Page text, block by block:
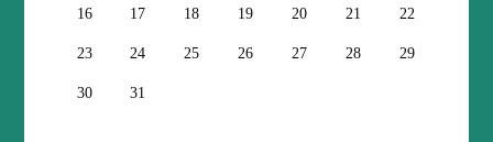
16 17 18 19 20 21 22
23 24 25 26 27 28 29
30 31